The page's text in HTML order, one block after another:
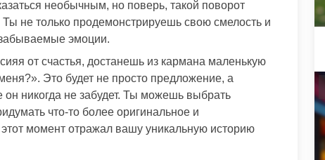
необычным, но поверь, такой поворот
не только продемонстрируешь свою смелость и
эмоции.
от счастья, достанешь из кармана маленькую
Это будет не просто предложение, а
никогда не забудет. Ты можешь выбрать
что-то более оригинальное и
момент отражал вашу уникальную историю